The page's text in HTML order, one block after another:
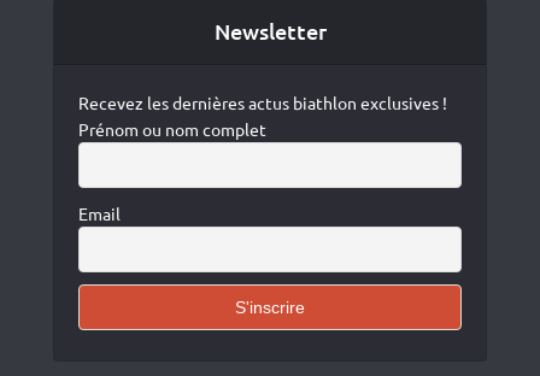
Newsletter
Recevez les dernières actus biathlon exclusives !
Prénom ou nom complet
Email